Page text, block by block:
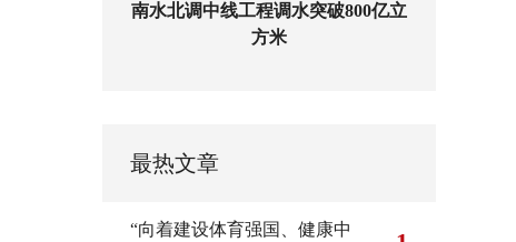
南水北调中线工程调水突破800亿立
方米
最热文章
“向着建设体育强国、健康中